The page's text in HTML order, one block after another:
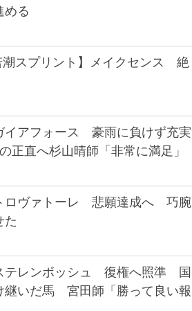
める
潮スプリント】メイクセンス 絶
イアフォース 豪雨に負けず充実
直へ杉山晴師「非常に満足」
ロヴァトーレ 悲願達成へ 巧腕
た
テレンボッシュ 復権へ照準 国
継いだ馬 宮田師「勝って良い報